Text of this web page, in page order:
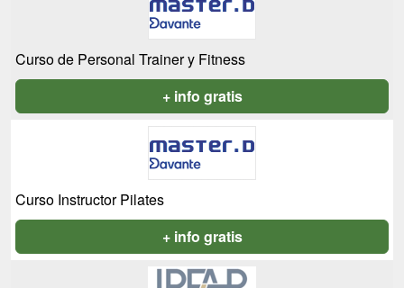
Curso de Personal Trainer y Fitness
+ info gratis
Curso Instructor Pilates
+ info gratis